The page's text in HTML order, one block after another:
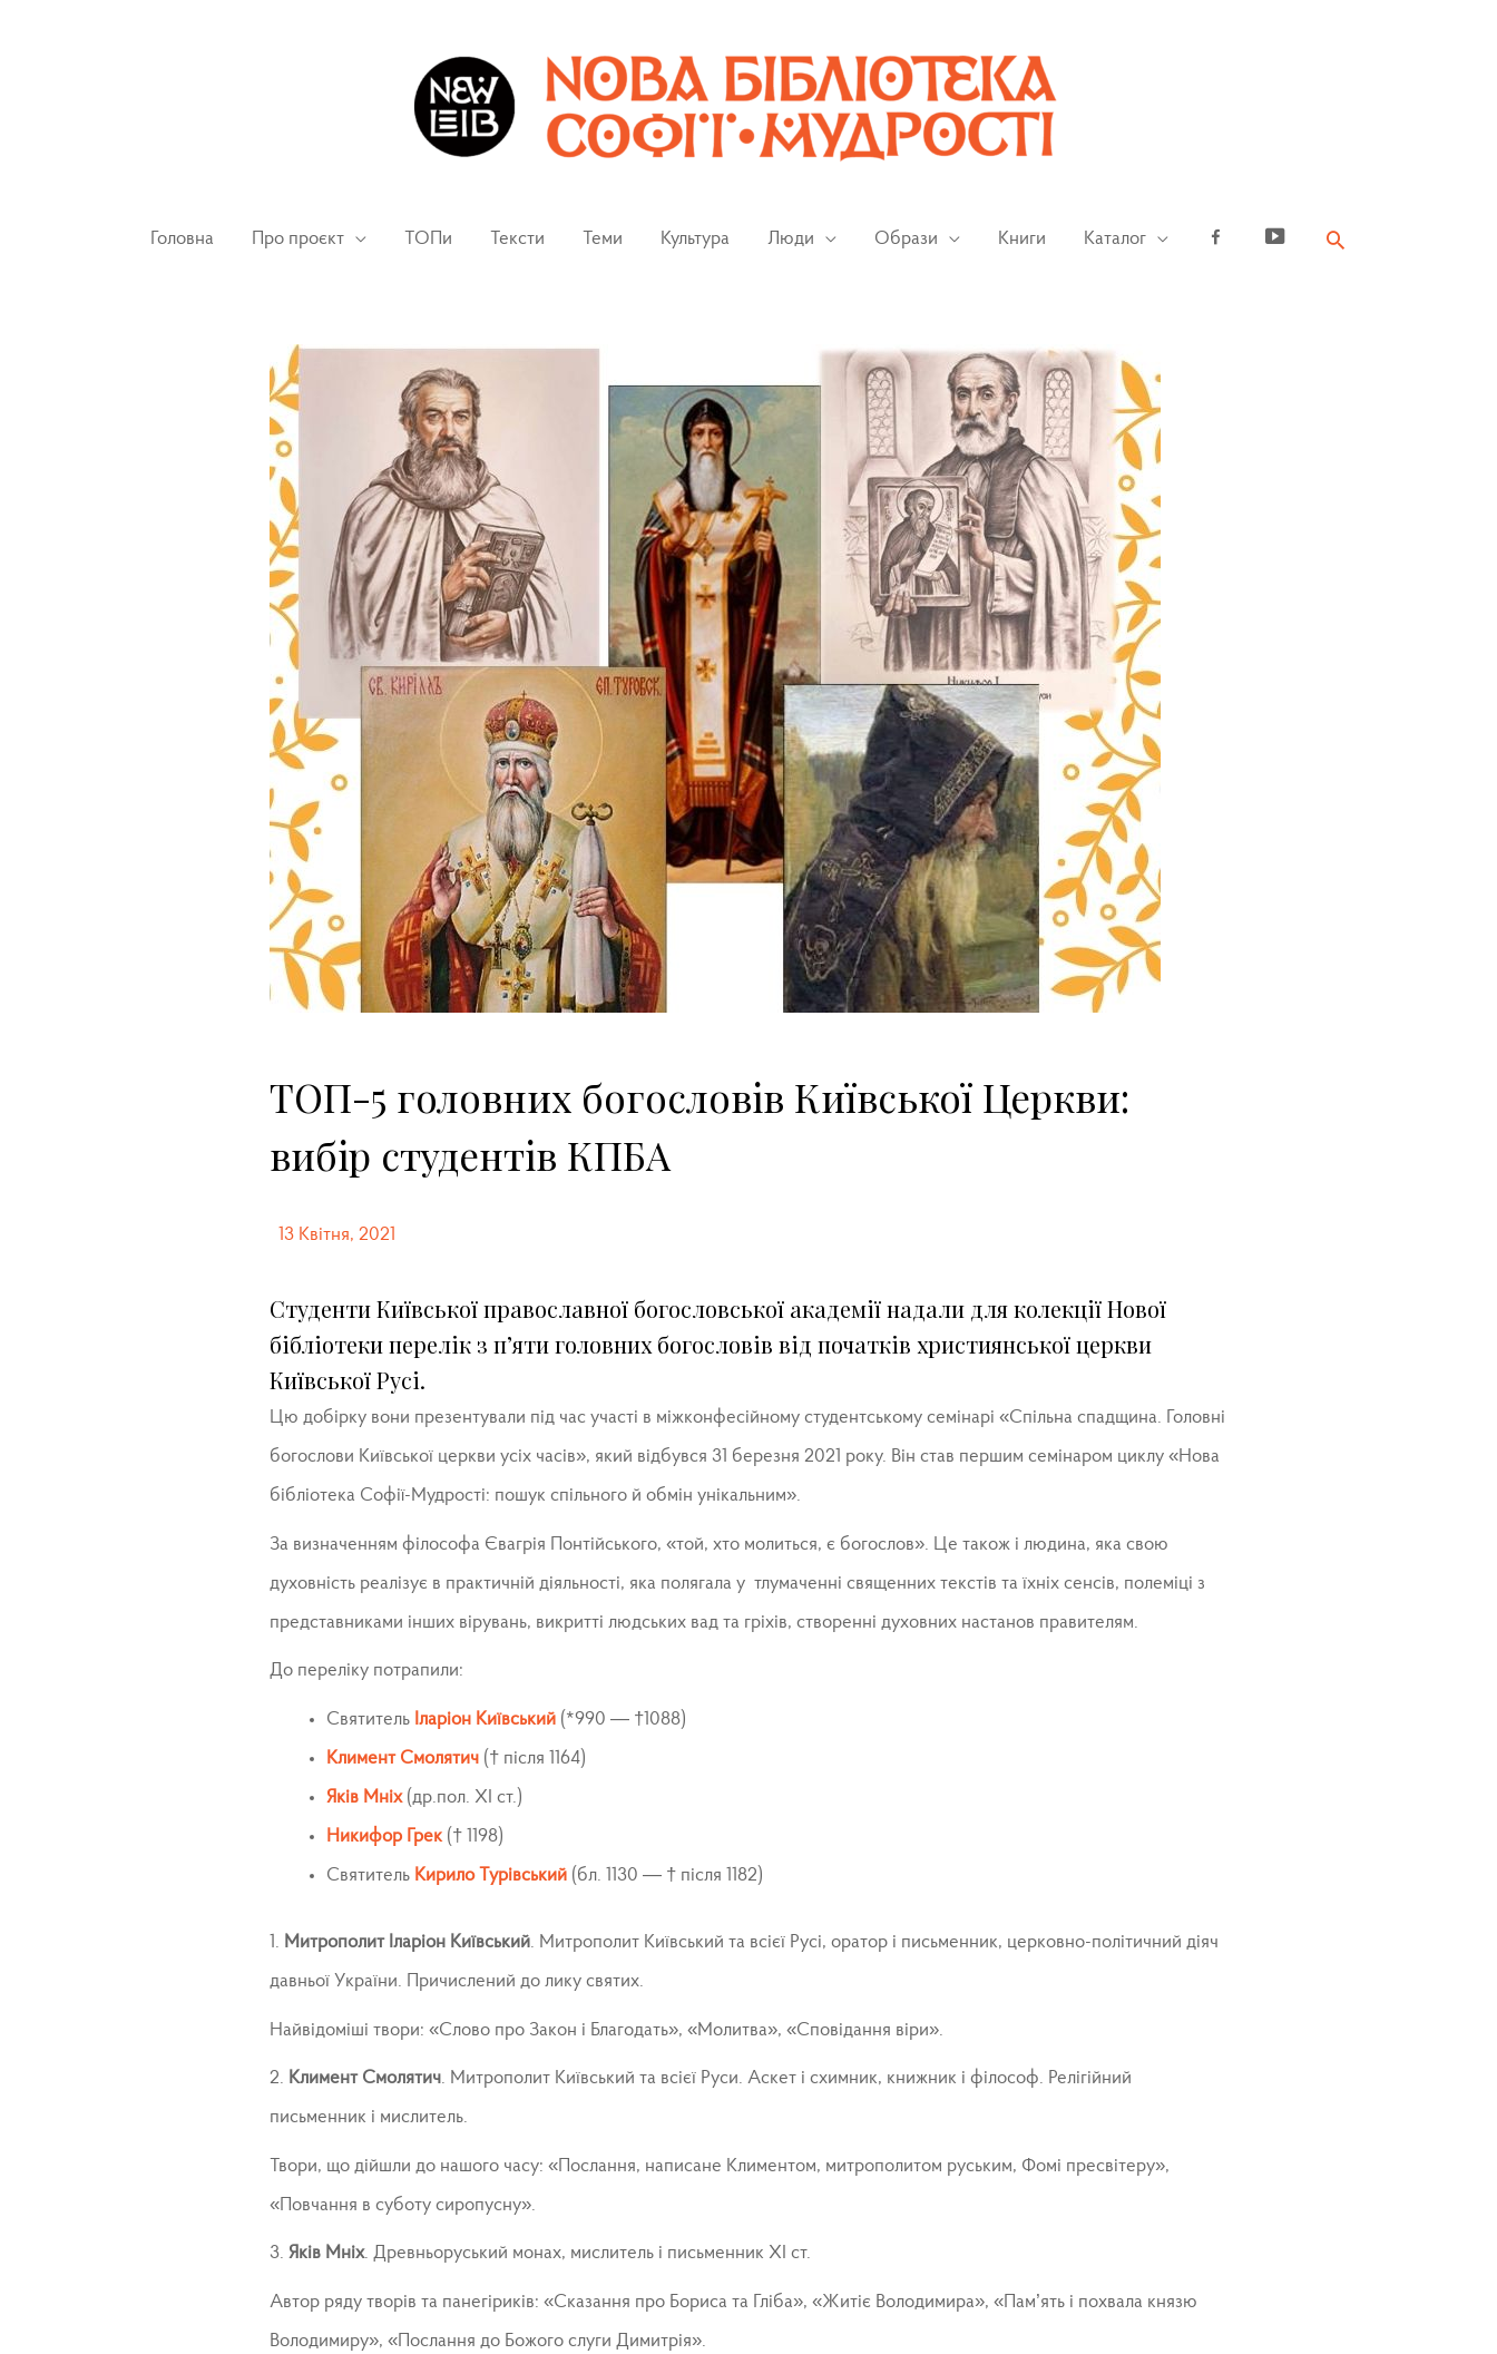
Головна Про проєкт ТОПи Тексти Теми Культура Люди Образи Книги
Каталог
ТОП-5 головних богословів Київської Церкви:
вибір студентів КПБА
13 Квітня, 2021
Студенти Київської православної богословської академії надали для колекції Нової
бібліотеки перелік з п’яти головних богословів від початків християнської церкви
Київської Русі.
Цю добірку вони презентували під час участі в міжконфесійному студентському семінарі «Спільна спадщина. Головні
богослови Київської церкви усіх часів», який відбувся 31 березня 2021 року. Він став першим семінаром циклу «Нова
бібліотека Софії-Мудрості: пошук спільного й обмін унікальним».
За визначенням філософа Євагрія Понтійського, «той, хто молиться, є богослов». Це також і людина, яка свою
духовність реалізує в практичній діяльності, яка полягала у тлумаченні священних текстів та їхніх сенсів, полеміці з
представниками інших вірувань, викритті людських вад та гріхів, створенні духовних настанов правителям.
До переліку потрапили:
Святитель Іларіон Київський (*990 — †1088)
Климент Смолятич († після 1164)
Яків Мніх(др.пол. ХІ ст.)
Никифор Грек(† 1198)
Святитель Кирило Турівський (бл. 1130 — † після 1182)
1. Митрополит Іларіон Київський. Митрополит Київський та всієї Русі, оратор і письменник, церковно-політичний діяч
давньої України. Причислений до лику святих.
Найвідоміші твори: «Слово про Закон і Благодать», «Молитва», «Сповідання віри».
2. Климент Смолятич. Митрополит Київський та всієї Руси. Аскет і схимник, книжник і філософ. Релігійний
письменник і мислитель.
Твори, що дійшли до нашого часу: «Послання, написане Климентом, митрополитом руським, Фомі пресвітеру»,
«Повчання в суботу сиропусну».
3. Яків Мніх. Древньоруський монах, мислитель і письменник XI ст.
Автор ряду творів та панегіриків: «Сказання про Бориса та Гліба», «Житіє Володимира», «Пам’ять і похвала князю
Володимиру», «Послання до Божого слуги Димитрія».